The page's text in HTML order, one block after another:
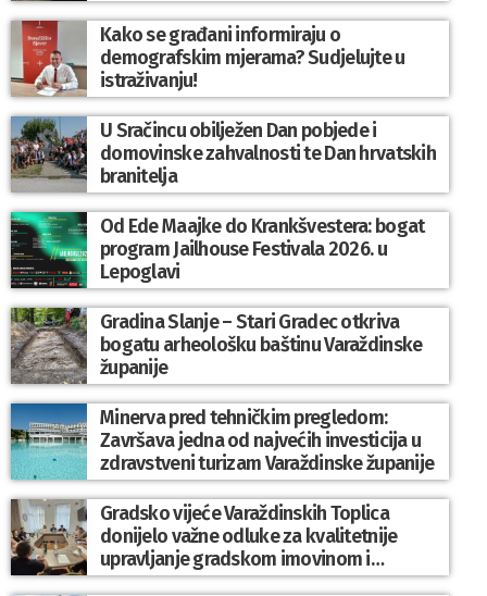
Kako se građani informiraju o
demografskim mjerama? Sudjelujte u
istraživanju!
U Sračincu obilježen Dan pobjede i
domovinske zahvalnosti te Dan hrvatskih
branitelja
Od Ede Maajke do Krankšvestera: bogat
program Jailhouse Festivala 2026. u
Lepoglavi
Gradina Slanje – Stari Gradec otkriva
bogatu arheološku baštinu Varaždinske
županije
Minerva pred tehničkim pregledom:
Završava jedna od najvećih investicija u
zdravstveni turizam Varaždinske županije
Gradsko vijeće Varaždinskih Toplica
donijelo važne odluke za kvalitetnije
upravljanje gradskom imovinom i
komunalnim sustavom